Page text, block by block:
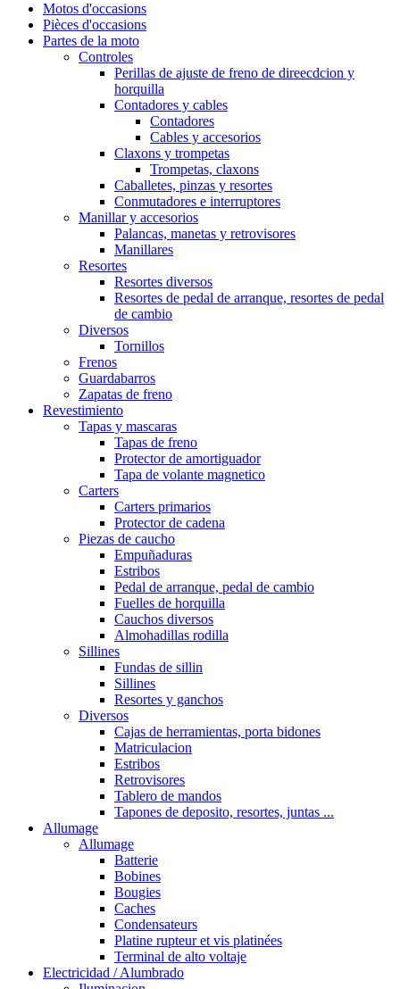
Motos d'occasions
Pièces d'occasions
Partes de la moto
Controles
Perillas de ajuste de freno de direecdcion y
horquilla
Contadores y cables
Contadores
Cables y accesorios
Claxons y trompetas
Trompetas, claxons
Caballetes, pinzas y resortes
Conmutadores e interruptores
Manillar y accesorios
Palancas, manetas y retrovisores
Manillares
Resortes
Resortes diversos
Resortes de pedal de arranque, resortes de pedal
de cambio
Diversos
Tornillos
Frenos
Guardabarros
Zapatas de freno
Revestimiento
Tapas y mascaras
Tapas de freno
Protector de amortiguador
Tapa de volante magnetico
Carters
Carters primarios
Protector de cadena
Piezas de caucho
Empuñaduras
Estribos
Pedal de arranque, pedal de cambio
Fuelles de horquilla
Cauchos diversos
Almohadillas rodilla
Sillines
Fundas de sillin
Sillines
Resortes y ganchos
Diversos
Cajas de herramientas, porta bidones
Matriculacion
Estribos
Retrovisores
Tablero de mandos
Tapones de deposito, resortes, juntas ...
Allumage
Allumage
Batterie
Bobines
Bougies
Caches
Condensateurs
Platine rupteur et vis platinées
Terminal de alto voltaje
Electricidad / Alumbrado